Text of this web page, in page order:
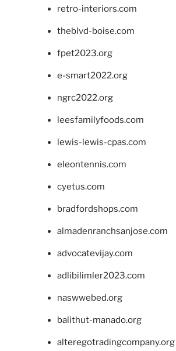
retro-interiors.com
theblvd-boise.com
fpet2023.org
e-smart2022.org
ngrc2022.org
leesfamilyfoods.com
lewis-lewis-cpas.com
eleontennis.com
cyetus.com
bradfordshops.com
almadenranchsanjose.com
advocatevijay.com
adlibilimler2023.com
naswwebed.org
balithut-manado.org
alteregotradingcompany.org